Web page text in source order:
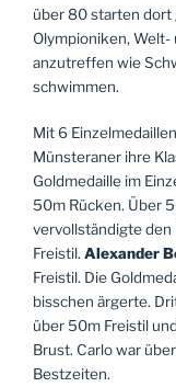
über 80 starten dort
Olympioniken,
anzutreffen wie
schwimmen.
Mit 6 Einzelmedaillen
Münsteraner ihre
Goldmedaille im
50m Rücken. Über
vervollständigte
Freistil. Alexander
Freistil. Die
bisschen ärgerte.
über 50m Freistil und
Brust. Carlo war
Bestzeiten.